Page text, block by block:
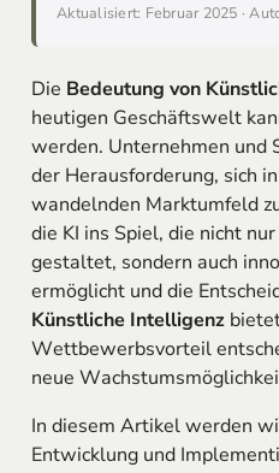
Aktualisiert: Februar 2025 ·
Die Bedeutung von
heutigen Geschäftswelt
werden. Unternehmen und
der Herausforderung, sich
wandelnden Marktumfeld
die KI ins Spiel, die nicht
gestaltet, sondern auch
ermöglicht und die
Künstliche Intelligenz
Wettbewerbsvorteil
neue
In diesem Artikel werden
Entwicklung und